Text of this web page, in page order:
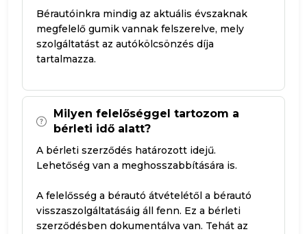
Bérautóinkra mindig az aktuális évszaknak
megfelelő gumik vannak felszerelve, mely
szolgáltatást az autókölcsönzés díja
tartalmazza.
Milyen felelőséggel tartozom a
bérleti idő alatt?
A bérleti szerződés határozott idejű.
Lehetőség van a meghosszabbítására is.
A felelősség a bérautó átvételétől a bérautó
visszaszolgáltatásáig áll fenn. Ez a bérleti
szerződésben dokumentálva van. Tehát az